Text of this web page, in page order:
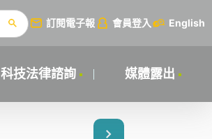
訂閱電子報 會員登入 English
科技法律諮詢 媒體露出